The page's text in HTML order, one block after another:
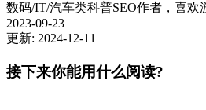
数码/IT/汽车类科普SEO作者，喜欢
2023-09-23
更新: 2024-12-11
接下来你能用什么阅读?